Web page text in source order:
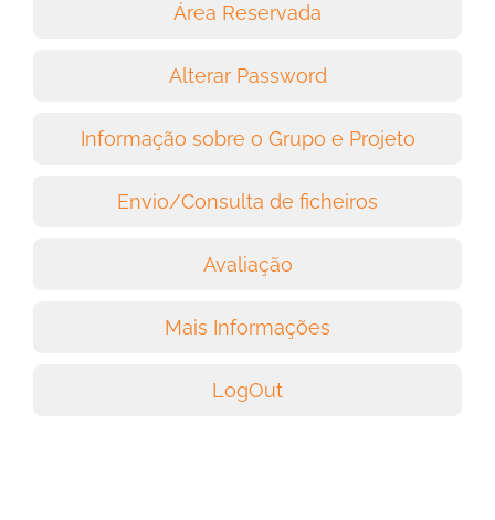
Área Reservada
Alterar Password
Informação sobre o Grupo e Projeto
Envio/Consulta de ficheiros
Avaliação
Mais Informações
LogOut